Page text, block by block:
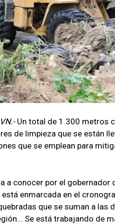
Un total de 1.300 metros
de limpieza que se están
que se emplean para
a conocer por el gobernador
enmarcada en el
que se suman a las
Se está trabajando de